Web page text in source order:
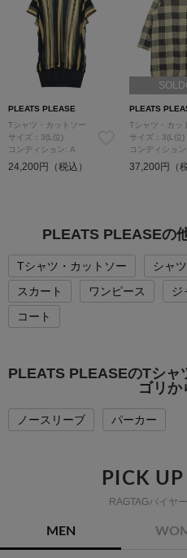
PLEATS PLEASE
Tシャツ・カットソー
サイズ：3(L位)
コンディション: A
24,200円（税込）
PLEATS
Tシャツ・カッ
サイズ：3(L位)
コンディショ
37,200円（税
PLEATS PLEASEの
Tシャツ・カットソー シャツ
スカート
ワンピース ジ
コート
PLEATS PLEASEのTシャ
ゴリか
ノースリーブ パーカー
PICK
RAGTAGバイヤ
MEN